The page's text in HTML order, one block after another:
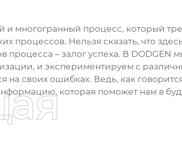
и многогранный процесс, который
процессов. Нельзя сказать, что
– залог успеха. В DODGEN
и экспериментируем с
на своих ошибках. Ведь, как
которая поможет нам в